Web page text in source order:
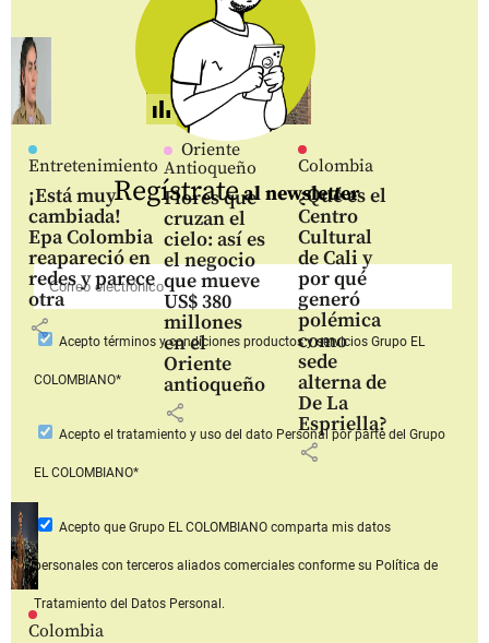
Entretenimiento
¡Está muy
cambiada!
Epa Colombia
reapareció en
redes y parece
otra
share
Oriente
Antioqueño
Flores que
cruzan el
cielo: así es
el negocio
que mueve
US$ 380
millones
en el
Oriente
antioqueño
share
Colombia
¿Qué es el
Centro
Cultural
de Cali y
por qué
generó
polémica
como
sede
alterna de
De La
Espriella?
share
Colombia
Regístrateal newsletter
Aceptotérminos y condiciones productos y serviciosGrupo EL
COLOMBIANO*
Acepto el tratamiento y uso del dato Personalpor parte del Grupo
EL COLOMBIANO*
Acepto que Grupo EL COLOMBIANOcomparta mis datos
personales con terceros aliados comerciales conforme su Política de
Tratamiento del Datos Personal.